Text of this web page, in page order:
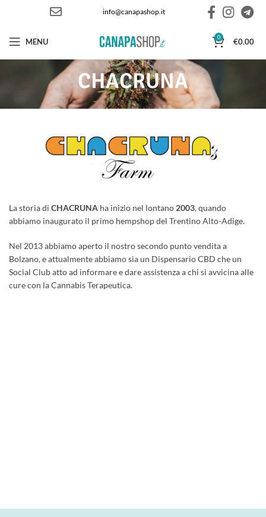
info@canapashop.it
MENU 0 €0.00
CHACRUNA
La storia di CHACRUNA ha inizio nel lontano 2003, quando
abbiamo inaugurato il primo hempshop del Trentino Alto-Adige.
Nel 2013 abbiamo aperto il nostro secondo punto vendita a
Bolzano, e attualmente abbiamo sia un Dispensario CBD che un
Social Club atto ad informare e dare assistenza a chi si avvicina alle
cure con la Cannabis Terapeutica.